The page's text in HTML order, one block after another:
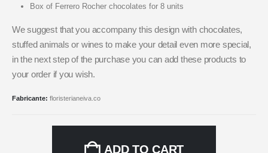
Box of Ferrero Rocher chocolates for 8 units
We suggest that you accompany this design with chocolates,
stuffed animals or wines to make your detail even more special,
in the next step of the purchase you can add these products to
your order if you wish.
Fabricante: floristerianeiva.co
ADD TO CART